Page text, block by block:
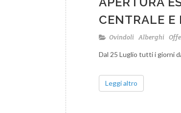
CENTRALE E
Ovindoli Alberghi
Dal 25 Luglio tutti i giorni
Leggi altro